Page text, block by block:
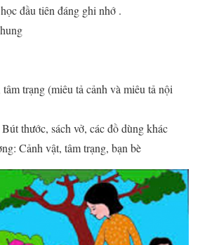
đầu tiên đáng ghi nhớ .
trạng (miêu tả cảnh và miêu tả nội
thước, sách vở, các đồ dùng khác
Cảnh vật, tâm trạng, bạn bè